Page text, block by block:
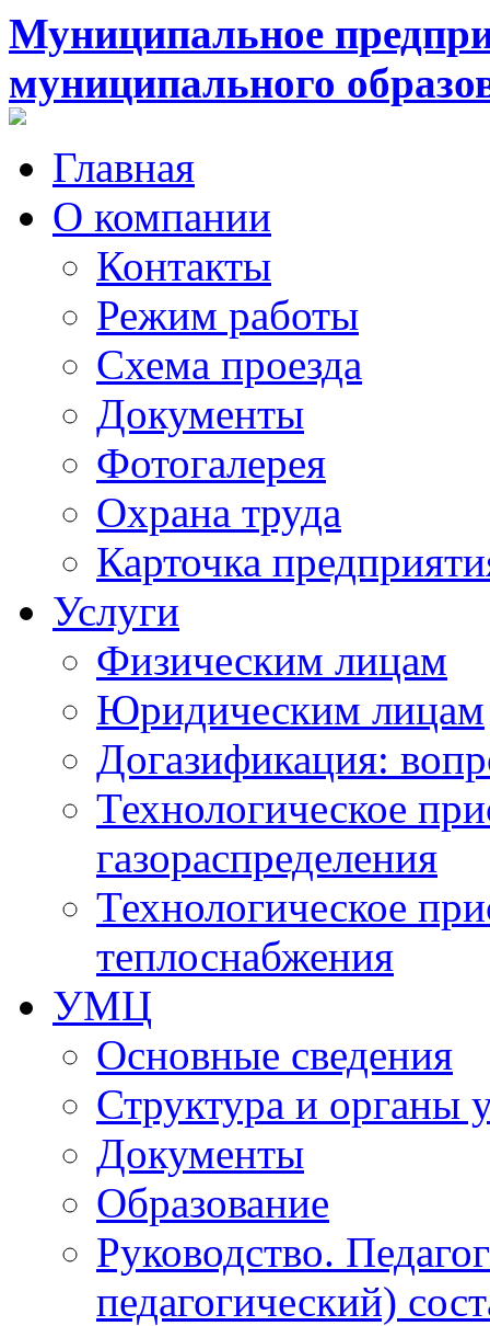
Муниципальное
муниципального
Главная
О компании
Контакты
Режим работы
Схема проезда
Документы
Фотогалерея
Охрана труда
Карточка
Услуги
Физическим лицам
Юридическим лицам
Догазификация:
Технологическое
газораспределения
Технологическое
теплоснабжения
УМЦ
Основные сведения
Структура и органы
Документы
Образование
Руководство.
педагогический)